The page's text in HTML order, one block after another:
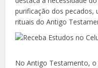
purificação dos pecados,
rituais do Antigo
No Antigo Testamento,